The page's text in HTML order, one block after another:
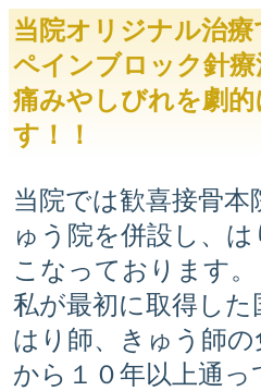
当院オリジナル治療
ペインブロック針
痛みやしびれを劇的
す！！
当院では歓喜接骨本
ゅう院を併設し、
こなっております。
私が最初に取得した
はり師、きゅう師
から１０年以上通